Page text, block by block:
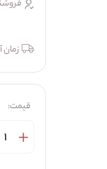
زمان
قیمت: